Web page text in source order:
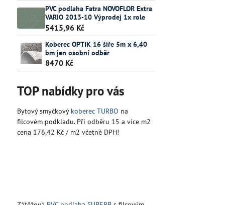
PVC podlaha Fatra NOVOFLOR Extra
VARIO 2013-10 Výprodej 1x role
5415,96 Kč
Koberec OPTIK 16 šíře 5m x 6,40
bm jen osobní odběr
8470 Kč
TOP nabídky pro vás
Bytový smyčkový koberec TURBO na
filcovém podkladu. Při odběru 15 a více m2
cena 176,42 Kč / m2 včetně DPH!